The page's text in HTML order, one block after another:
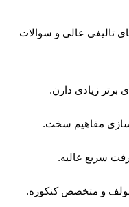
تالیفی عالی و سوالات
برتر زیادی دارن.
مفاهیم سخت.
سریع عالیه.
مولف و متخصص کنکوره.